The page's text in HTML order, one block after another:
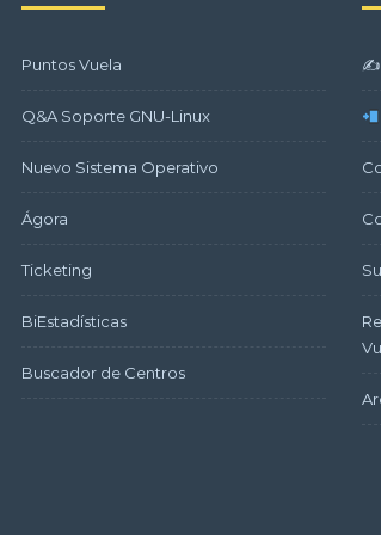
Puntos Vuela
Q&A Soporte GNU-Linux
Nuevo Sistema Operativo
Ágora
Ticketing
BiEstadísticas
Buscador de Centros
✍